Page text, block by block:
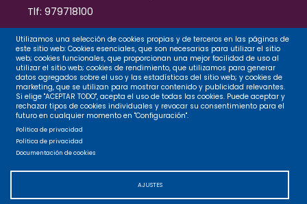
Tlf: 979718100
Contacto
Legal
Privacidad
Utilizamos una selección de cookies propias y de terceros en las páginas de
este sitio web: Cookies esenciales, que son necesarias para utilizar el sitio
web; cookies funcionales, que proporcionan una mejor facilidad de uso al
utilizar el sitio web; cookies de rendimiento, que utilizamos para generar
datos agregados sobre el uso y las estadísticas del sitio web; y cookies de
marketing, que se utilizan para mostrar contenido y publicidad relevantes.
Si elige "ACEPTAR TODO", acepta el uso de todas las cookies. Puede aceptar y
rechazar tipos de cookies individuales y revocar su consentimiento para el
futuro en cualquier momento en "Configuración".
Política de privacidad
Política de privacidad
Documentación de cookies
AJUSTES